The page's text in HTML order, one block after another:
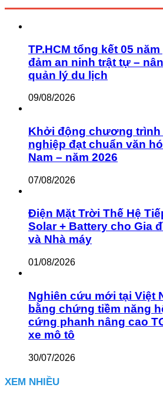
TP.HCM tổng kết 05
đảm an ninh trật tự –
quản lý du lịch
09/08/2026
Khởi động chương trình
nghiệp đạt chuẩn văn
Nam – năm 2026
07/08/2026
Điện Mặt Trời Thế Hệ
Solar + Battery cho Gia
và Nhà máy
01/08/2026
Nghiên cứu mới tại Việt
bằng chứng tiềm năng
cứng phanh nâng cao
xe mô tô
30/07/2026
XEM NHIỀU